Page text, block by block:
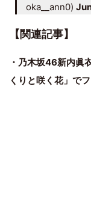
oka__ann0)
【関連記事】
・乃木坂46新内眞
くりと咲く花」で